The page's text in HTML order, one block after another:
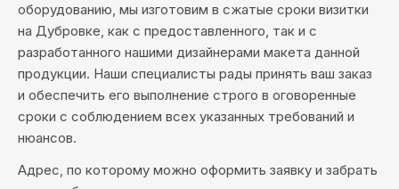
оборудованию, мы изготовим в сжатые сроки визитки
на Дубровке, как с предоставленного, так и с
разработанного нашими дизайнерами макета данной
продукции. Наши специалисты рады принять ваш заказ
и обеспечить его выполнение строго в оговоренные
сроки с соблюдением всех указанных требований и
нюансов.
Адрес, по которому можно оформить заявку и забрать